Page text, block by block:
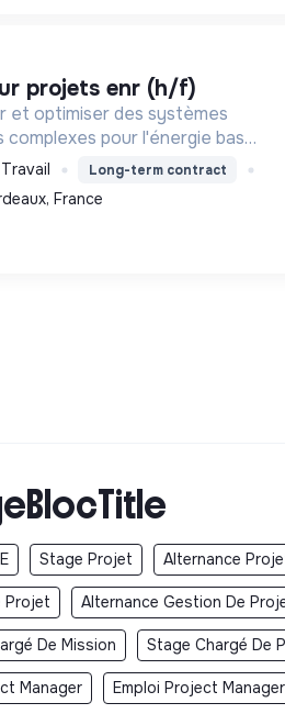
projets enr (h/f)
et optimiser des systèmes
complexes pour l'énergie bas
la mobilité durable, en
sur l'innovation et une
RSE.
Long-term contract
France
Stage Projet Alternance
Projet Alternance Gestion De
De Mission Stage Chargé De
Manager Emploi Project Manager